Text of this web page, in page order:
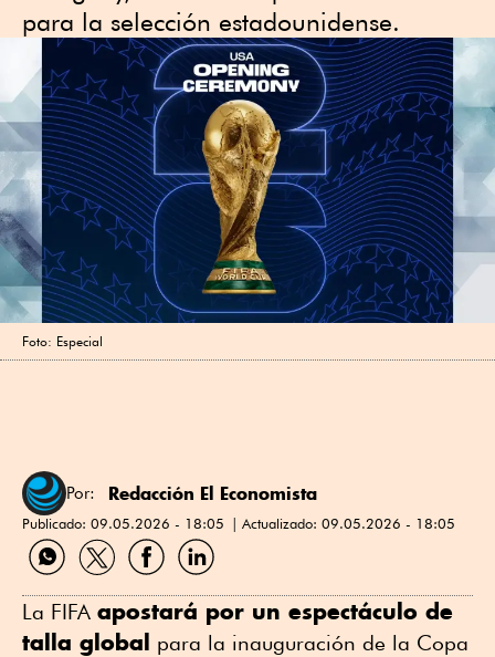
para la selección estadounidense.
Foto: Especial
Por: Redacción El Economista
Publicado: 09.05.2026 - 18:05 Actualizado: 09.05.2026 - 18:05
Compartir
por
Compartir
por
Compartir
por
Compartir
por
La FIFA apostará por un espectáculo de
talla global para la inauguración de la Copa